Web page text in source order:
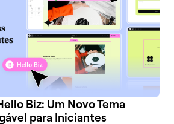
Biz: Um Novo Tema
para Iniciantes